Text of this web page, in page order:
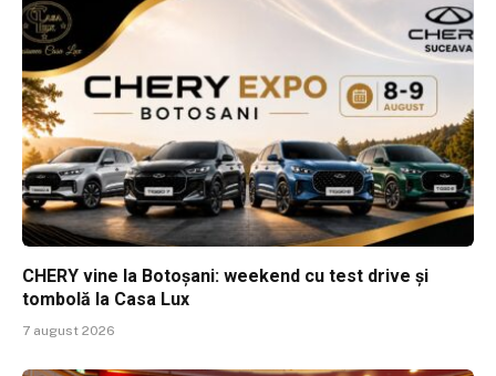
CHERY vine la Botoșani: weekend cu test drive și
tombolă la Casa Lux
7 august 2026